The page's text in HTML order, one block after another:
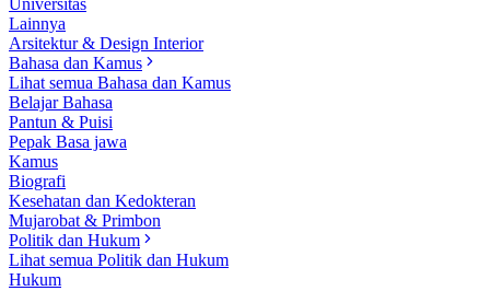
Universitas
Lainnya
Arsitektur & Design Interior
Bahasa dan Kamus
Lihat semua Bahasa dan Kamus
Belajar Bahasa
Pantun & Puisi
Pepak Basa jawa
Kamus
Biografi
Kesehatan dan Kedokteran
Mujarobat & Primbon
Politik dan Hukum
Lihat semua Politik dan Hukum
Hukum